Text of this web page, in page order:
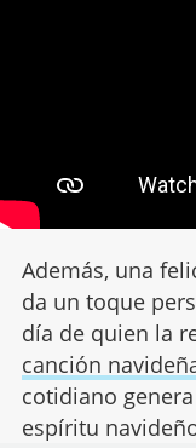
Además, una
da un toque
día de quien la
canción
cotidiano
espíritu